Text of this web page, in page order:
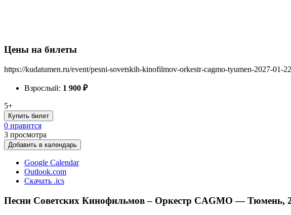
Цены на билеты
https://kudatumen.ru/event/pesni-sovetskih-kinofilmov-orkestr-cagmo-tyumen-2027-01-
Взрослый: 1 900 ₽
5+
Купить билет
0 нравится
3 просмотра
Добавить в календарь
Google Calendar
Outlook.com
Скачать .ics
Песни Советских Кинофильмов – Оркестр CAGMO — Тюмень,